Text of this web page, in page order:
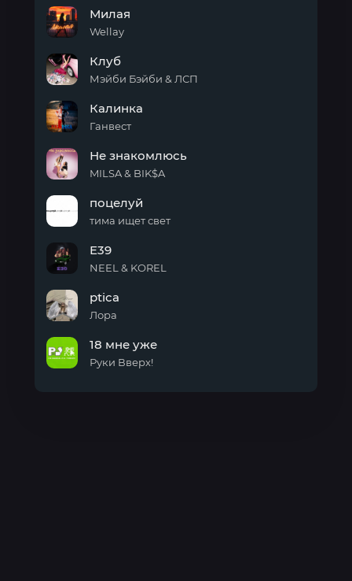
Милая
Wellay
Клуб
Мэйби Бэйби & ЛСП
Калинка
Ганвест
знакомлюсь
Не знакомлюсь
MILSA & BIK$A
поцелуй
тима ищет свет
E39
NEEL & KOREL
ptica
Лора
18 мне уже
Руки Вверх!